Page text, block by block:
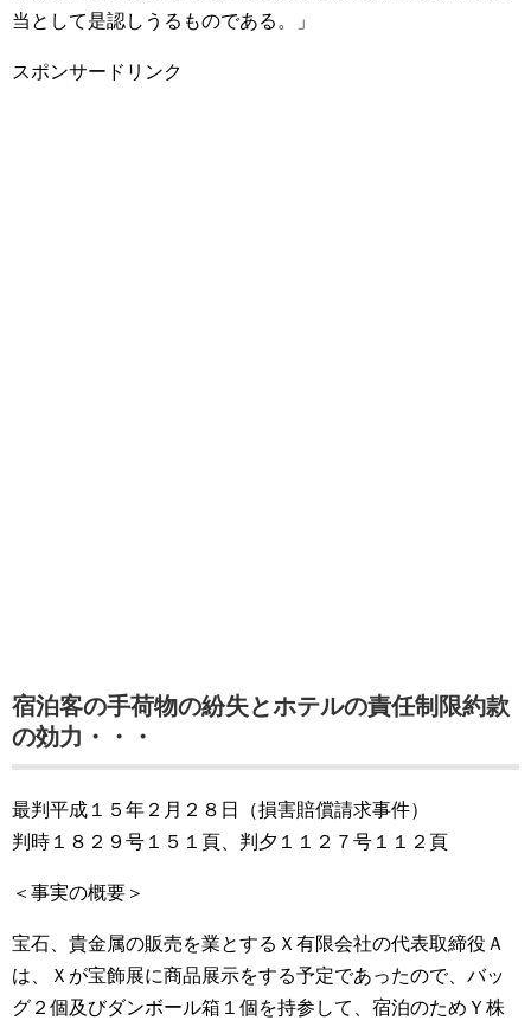
当として是認しうるものである。」
スポンサードリンク
宿泊客の手荷物の紛失とホテルの責任制限約款
の効力・・・
最判平成１５年２月２８日（損害賠償請求事件）
判時１８２９号１５１頁、判夕１１２７号１１２頁
＜事実の概要＞
宝石、貴金属の販売を業とするＸ有限会社の代表取締役Ａ
は、Ｘが宝飾展に商品展示をする予定であったので、バッ
グ２個及びダンボール箱１個を持参して、宿泊のためＹ株